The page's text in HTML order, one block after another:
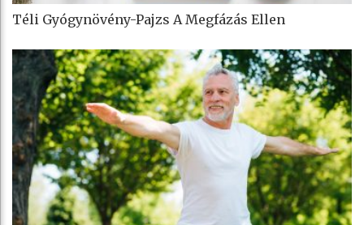
Téli Gyógynövény-Pajzs A Megfázás Ellen